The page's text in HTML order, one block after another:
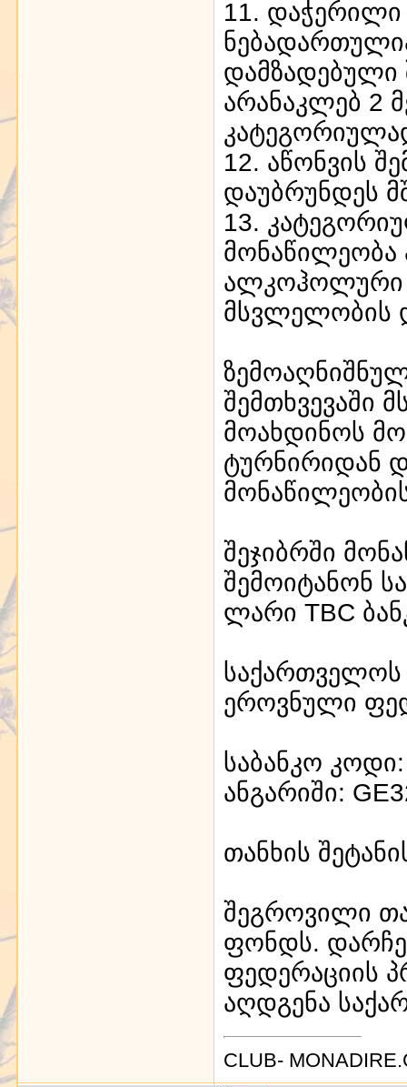
11. დაჭერილი
დამზადებული
არანაკლებ 2
12. აწონვის
დაუბრუნდეს
13.
მონაწილეობა
ალკოჰოლური
მსვლელობის
შემთხვევაში
მოახდინოს
ტურნირიდან
შეჯიბრში
შემოიტანონ
ლარი TBC
ეროვნული
საბანკო
ანგარიში:
თანხის
შეგროვილი
ფონდს.
ფედერაციის
აღდგენა
CLUB-